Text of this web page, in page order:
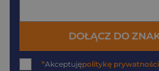
DOŁĄCZ DO
*Akceptujępolitykę prywatności